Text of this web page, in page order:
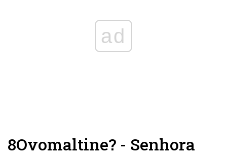
ad
8Ovomaltine? - Senhora